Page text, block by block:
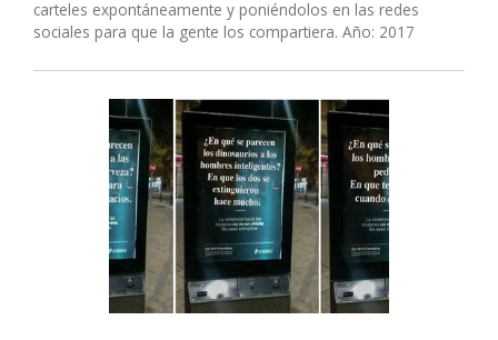
carteles expontáneamente y poniéndolos en las redes
sociales para que la gente los compartiera. Año: 2017